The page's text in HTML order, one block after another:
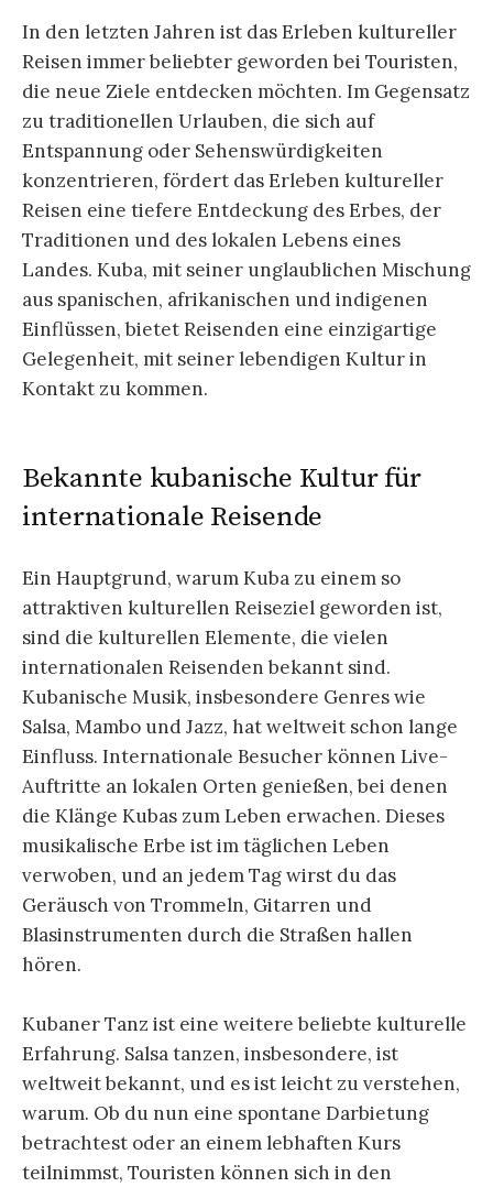
In den letzten Jahren ist das Erleben kultureller
Reisen immer beliebter geworden bei Touristen,
die neue Ziele entdecken möchten. Im Gegensatz
zu traditionellen Urlauben, die sich auf
Entspannung oder Sehenswürdigkeiten
konzentrieren, fördert das Erleben kultureller
Reisen eine tiefere Entdeckung des Erbes, der
Traditionen und des lokalen Lebens eines
Landes. Kuba, mit seiner unglaublichen Mischung
aus spanischen, afrikanischen und indigenen
Einflüssen, bietet Reisenden eine einzigartige
Gelegenheit, mit seiner lebendigen Kultur in
Kontakt zu kommen.
Bekannte kubanische Kultur für
internationale Reisende
Ein Hauptgrund, warum Kuba zu einem so
attraktiven kulturellen Reiseziel geworden ist,
sind die kulturellen Elemente, die vielen
internationalen Reisenden bekannt sind.
Kubanische Musik, insbesondere Genres wie
Salsa, Mambo und Jazz, hat weltweit schon lange
Einfluss. Internationale Besucher können Live-
Auftritte an lokalen Orten genießen, bei denen
die Klänge Kubas zum Leben erwachen. Dieses
musikalische Erbe ist im täglichen Leben
verwoben, und an jedem Tag wirst du das
Geräusch von Trommeln, Gitarren und
Blasinstrumenten durch die Straßen hallen
hören.
Kubaner Tanz ist eine weitere beliebte kulturelle
Erfahrung. Salsa tanzen, insbesondere, ist
weltweit bekannt, und es ist leicht zu verstehen,
warum. Ob du nun eine spontane Darbietung
betrachtest oder an einem lebhaften Kurs
teilnimmst, Touristen können sich in den